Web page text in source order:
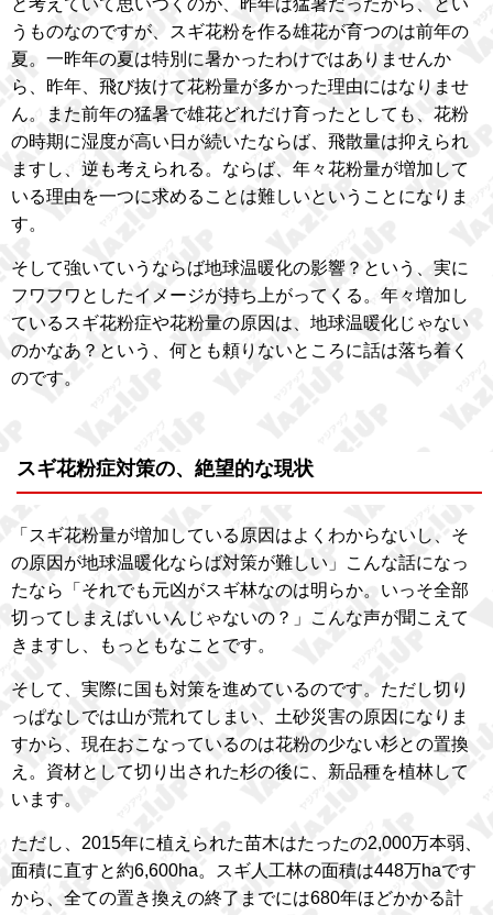
と考えていて思いつくのが、昨年は猛暑だったから、とい
うものなのですが、スギ花粉を作る雄花が育つのは前年の
夏。一昨年の夏は特別に暑かったわけではありませんか
ら、昨年、飛び抜けて花粉量が多かった理由にはなりませ
ん。また前年の猛暑で雄花どれだけ育ったとしても、花粉
の時期に湿度が高い日が続いたならば、飛散量は抑えられ
ますし、逆も考えられる。ならば、年々花粉量が増加して
いる理由を一つに求めることは難しいということになりま
す。
そして強いていうならば地球温暖化の影響？という、実に
フワフワとしたイメージが持ち上がってくる。年々増加し
ているスギ花粉症や花粉量の原因は、地球温暖化じゃない
のかなあ？という、何とも頼りないところに話は落ち着く
のです。
スギ花粉症対策の、絶望的な現状
「スギ花粉量が増加している原因はよくわからないし、そ
の原因が地球温暖化ならば対策が難しい」こんな話になっ
たなら「それでも元凶がスギ林なのは明らか。いっそ全部
切ってしまえばいいんじゃないの？」こんな声が聞こえて
きますし、もっともなことです。
そして、実際に国も対策を進めているのです。ただし切り
っぱなしでは山が荒れてしまい、土砂災害の原因になりま
すから、現在おこなっているのは花粉の少ない杉との置換
え。資材として切り出された杉の後に、新品種を植林して
います。
ただし、2015年に植えられた苗木はたったの2,000万本弱、
面積に直すと約6,600ha。スギ人工林の面積は448万haです
から、全ての置き換えの終了までには680年ほどかかる計